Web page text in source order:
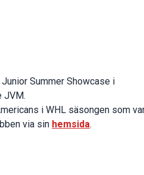
Summer Showcase i
JVM.
i WHL säsongen som
via sin hemsida.